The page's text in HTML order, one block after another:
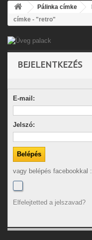
Pálinka címke
címke - "retro"
BEJELENTKEZÉS
E-mail:
Jelszó:
vagy belépés facebookkal :
Elfelejtetted a jelszavad?